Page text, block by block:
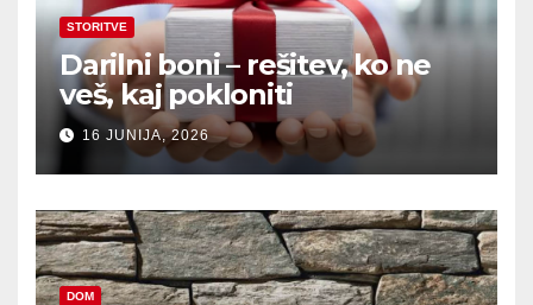
STORITVE
Darilni boni – rešitev, ko ne
veš, kaj pokloniti
16 JUNIJA, 2026
DOM